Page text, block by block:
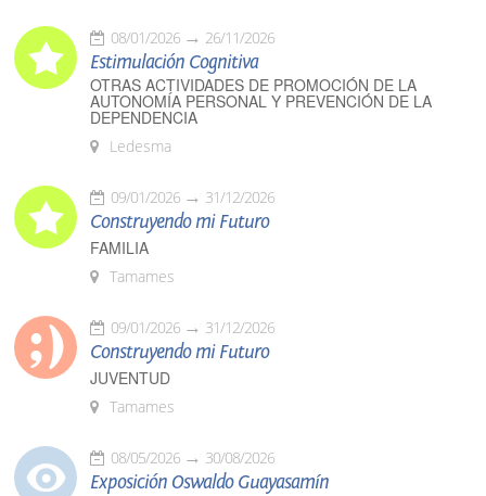
08/01/2026 26/11/2026
Estimulación Cognitiva
OTRAS ACTIVIDADES DE PROMOCIÓN DE LA
AUTONOMÍA PERSONAL Y PREVENCIÓN DE LA
DEPENDENCIA
Ledesma
09/01/2026 31/12/2026
Construyendo mi Futuro
FAMILIA
Tamames
09/01/2026 31/12/2026
Construyendo mi Futuro
JUVENTUD
Tamames
08/05/2026 30/08/2026
Exposición Oswaldo Guayasamín